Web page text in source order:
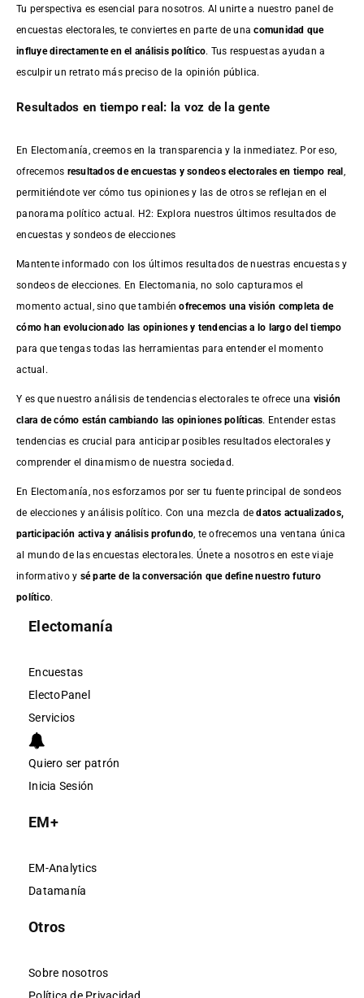
Tu perspectiva es esencial para nosotros. Al unirte a nuestro panel de
encuestas electorales, te conviertes en parte de unacomunidad que
influye directamente en el análisis político. Tus respuestas ayudan a
esculpir un retrato más preciso de la opinión pública.
Resultados en tiempo real: la voz de la gente
En Electomanía, creemos en la transparencia y la inmediatez. Por eso,
ofrecemos resultados deencuestas y sondeos electorales en tiempo real
permitiéndote ver cómo tus opiniones y las de otros se reflejan en el
panorama político actual. H2: Explora nuestros últimos resultados de
encuestas y sondeos de elecciones
Mantente informado con los últimos resultados de nuestras encuestasy
sondeos de elecciones. En Electomania, no solo capturamos el
momento actual, sino que tambiénofrecemos una visión completa de
cómo han evolucionado las opiniones y tendencias a lo largo del tiempo
para que tengas todas las herramientas para entender el momento
actual.
Y es que nuestro análisis de tendencias electorales te ofrece una visión
clara de cómo están cambiando las opiniones políticas. Entender estas
tendencias es crucial para anticipar posibles resultados electorales y
comprender el dinamismo de nuestra sociedad.
En Electomanía, nos esforzamos por ser tu fuente principal de sondeos
de elecciones y análisis político. Con una mezcla dedatos actualizados,
participación activa y análisis profundo , te ofrecemos una ventana única
al mundo de las encuestas electorales. Únete a nosotros en este viaje
informativo y sé parte de la conversación que define nuestro futuro
político.
Electomanía
Encuestas
ElectoPanel
Servicios
Quiero ser patrón
Inicia Sesión
EM+
EM-Analytics
Datamanía
Otros
Sobre nosotros